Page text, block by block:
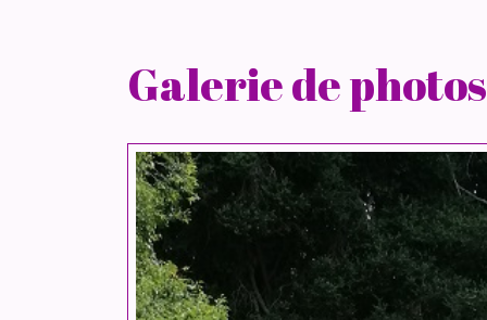
Galerie de photos